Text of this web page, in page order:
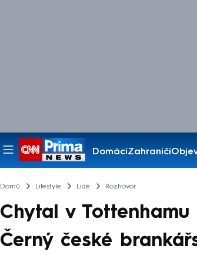
DomácíZahraničí
Pořady
Domů Lifestyle Lidé Rozhovor
Chytal v
Černý české